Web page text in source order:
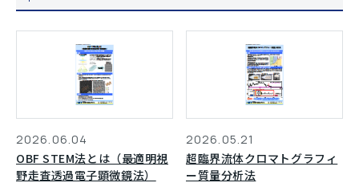
2026.06.04
OBF STEM法とは（最適明視
野走査透過電子顕微鏡法）
2026.05.21
超臨界流体クロマトグラフィ
ー質量分析法